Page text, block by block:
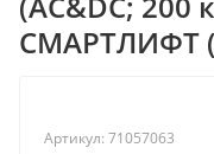
СМАРТЛИФТ
Артикул: 71057063